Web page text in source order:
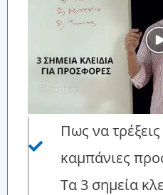
Πως να
καμπάνιες
Τα 3 σημεία